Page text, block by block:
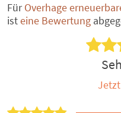
FürOverhage
isteine Bewertung